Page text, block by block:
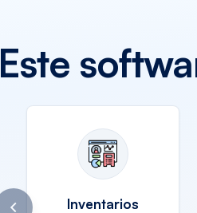
Este
Inventarios